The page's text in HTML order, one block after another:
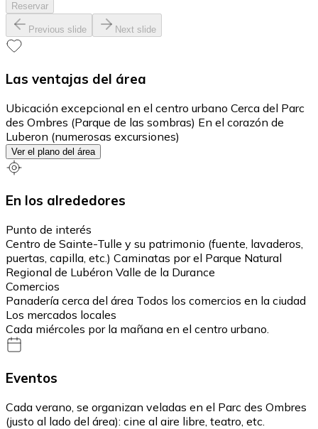
Reservar
Previous slide Next slide
Las ventajas del área
Ubicación excepcional en el centro urbano Cerca del Parc
des Ombres (Parque de las sombras) En el corazón de
Luberon (numerosas excursiones)
Ver el plano del área
En los alrededores
Punto de interés
Centro de Sainte-Tulle y su patrimonio (fuente, lavaderos,
puertas, capilla, etc.) Caminatas por el Parque Natural
Regional de Lubéron Valle de la Durance
Comercios
Panadería cerca del área Todos los comercios en la ciudad
Los mercados locales
Cada miércoles por la mañana en el centro urbano.
Eventos
Cada verano, se organizan veladas en el Parc des Ombres
(justo al lado del área): cine al aire libre, teatro, etc.